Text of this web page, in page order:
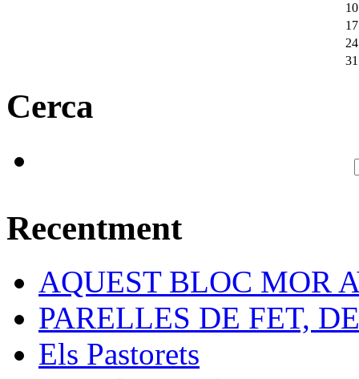
10
17
24
31
Cerca
Recentment
AQUEST BLOC MOR
PARELLES DE FET,
Els Pastorets